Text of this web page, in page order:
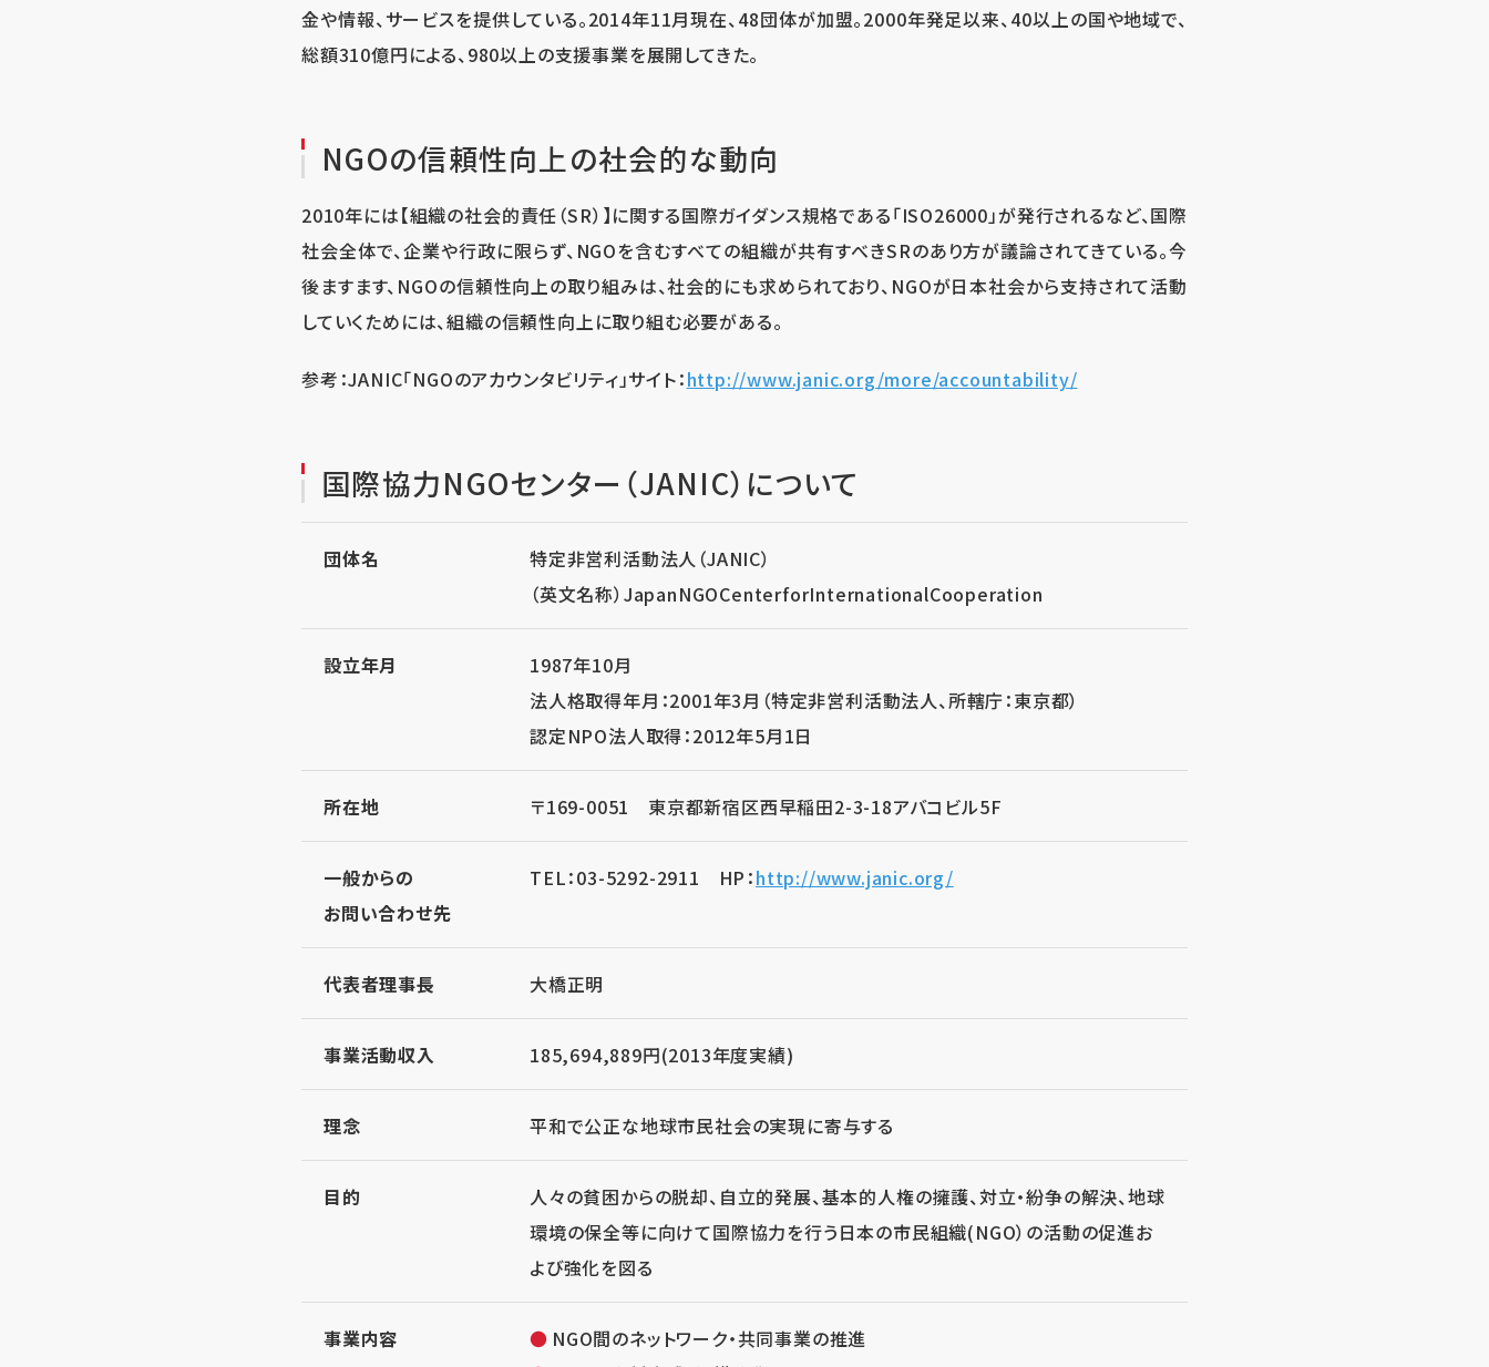
金や情報、サービスを提供している。2014年11月現在、48団体が加盟。2000年発足以来、40以上の国や地域で、
総額310億円による、980以上の支援事業を展開してきた。
NGOの信頼性向上の社会的な動向
2010年には【組織の社会的責任（SR）】に関する国際ガイダンス規格である「ISO26000」が発行されるなど、国際
社会全体で、企業や行政に限らず、NGOを含むすべての組織が共有すべきSRのあり方が議論されてきている。今
後ますます、NGOの信頼性向上の取り組みは、社会的にも求められており、NGOが日本社会から支持されて活動
していくためには、組織の信頼性向上に取り組む必要がある。
参考：JANIC「NGOのアカウンタビリティ」サイト：http://www.janic.org/more/accountability/
国際協力NGOセンター（JANIC）について
団体名
特定非営利活動法人（JANIC）
（英文名称）JapanNGOCenterforInternationalCooperation
設立年月
1987年10月
法人格取得年月：2001年3月（特定非営利活動法人、所轄庁：東京都）
認定NPO法人取得：2012年5月1日
所在地 〒169-0051 東京都新宿区西早稲田2-3-18アバコビル5F
一般からの
お問い合わせ先
TEL：03-5292-2911 HP：http://www.janic.org/
代表者理事長 大橋正明
事業活動収入 185,694,889円(2013年度実績)
理念 平和で公正な地球市民社会の実現に寄与する
目的
人々の貧困からの脱却、自立的発展、基本的人権の擁護、対立・紛争の解決、地球
環境の保全等に向けて国際協力を行う日本の市民組織(NGO）の活動の促進お
よび強化を図る
事業内容
NGO間のネットワーク・共同事業の推進